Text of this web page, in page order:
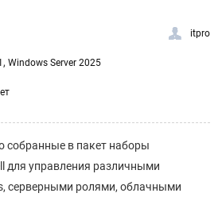
itpro
, Windows Server 2025
собранные в пакет наборы
для управления различными
серверными ролями, облачными